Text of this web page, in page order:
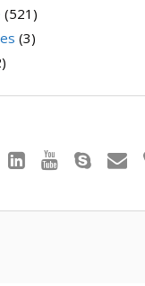
(521)
(3)